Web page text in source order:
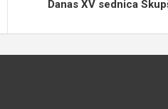
Danas XV sednica